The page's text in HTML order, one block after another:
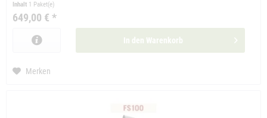
Inhalt 1 Paket(e)
649,00 € *
In den Warenkorb
Merken